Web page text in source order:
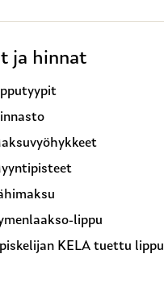
ja hinnat
lippu
KELA tuettu lippu